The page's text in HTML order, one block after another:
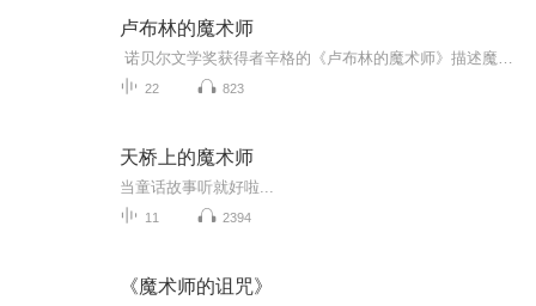
卢布林的魔术师
22 823
天桥上的魔术师
当童话故事听就好啦...
11 2394
《魔术师的诅咒》